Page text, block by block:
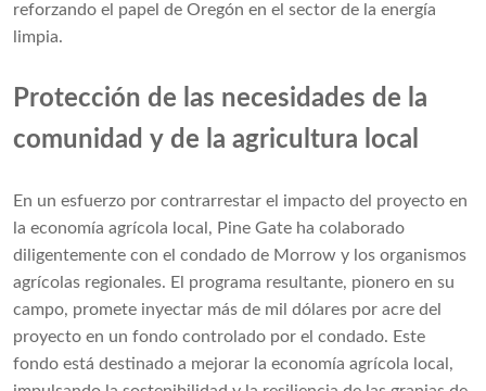
reforzando el papel de Oregón en el sector de la energía
limpia.
Protección de las necesidades de la
comunidad y de la agricultura local
En un esfuerzo por contrarrestar el impacto del proyecto en
la economía agrícola local, Pine Gate ha colaborado
diligentemente con el condado de Morrow y los organismos
agrícolas regionales. El programa resultante, pionero en su
campo, promete inyectar más de mil dólares por acre del
proyecto en un fondo controlado por el condado. Este
fondo está destinado a mejorar la economía agrícola local,